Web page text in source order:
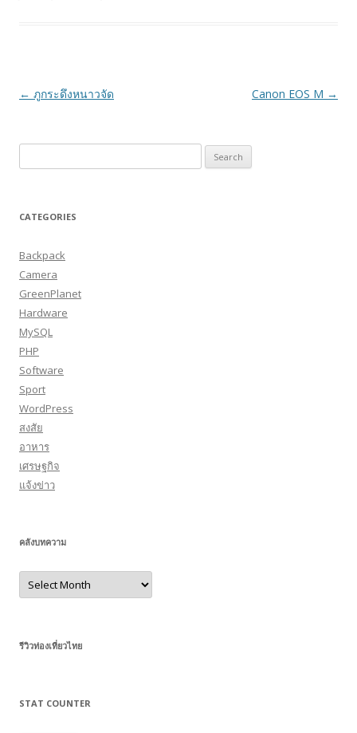
Post
← ภูกระดึงหนาวจัด Canon EOS M →
for:
CATEGORIES
Backpack
Camera
GreenPlanet
Hardware
MySQL
PHP
Software
Sport
WordPress
สงสัย
อาหาร
เศรษฐกิจ
แจ้งข่าว
คลังบทความ
คลัง
บทความ
รีวิวท่องเที่ยวไทย
STAT COUNTER